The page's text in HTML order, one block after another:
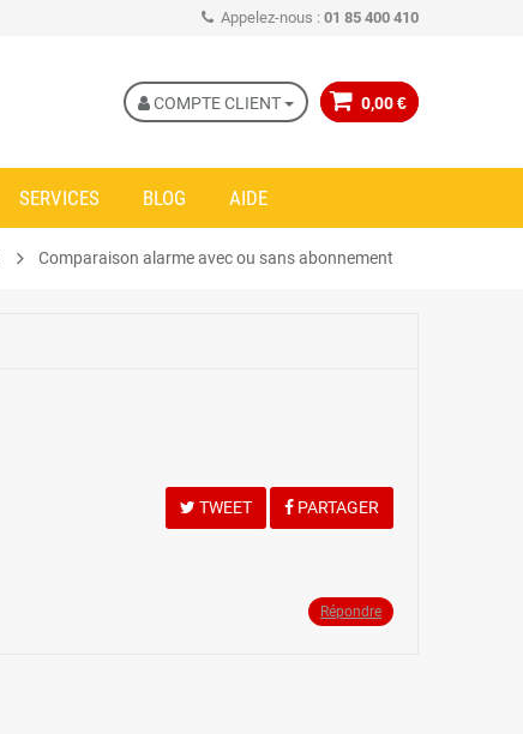
Appelez-nous : 01 85 400 410
0,00 €
COMPTE CLIENT
SERVICES BLOG AIDE
Comparaison alarme avec ou sans abonnement
TWEET PARTAGER
Répondre